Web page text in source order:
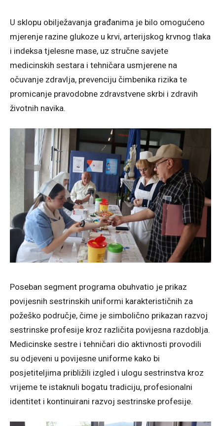
U sklopu obilježavanja građanima je bilo omogućeno
mjerenje razine glukoze u krvi, arterijskog krvnog tlaka
i indeksa tjelesne mase, uz stručne savjete
medicinskih sestara i tehničara usmjerene na
očuvanje zdravlja, prevenciju čimbenika rizika te
promicanje pravodobne zdravstvene skrbi i zdravih
životnih navika.
Poseban segment programa obuhvatio je prikaz
povijesnih sestrinskih uniformi karakterističnih za
požeško područje, čime je simbolično prikazan razvoj
sestrinske profesije kroz različita povijesna razdoblja.
Medicinske sestre i tehničari dio aktivnosti provodili
su odjeveni u povijesne uniforme kako bi
posjetiteljima približili izgled i ulogu sestrinstva kroz
vrijeme te istaknuli bogatu tradiciju, profesionalni
identitet i kontinuirani razvoj sestrinske profesije.